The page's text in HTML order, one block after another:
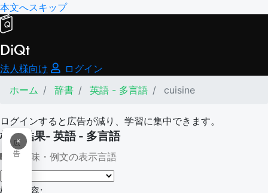
本文へスキップ
DiQt
法人様向け
ログイン
ホーム
辞書 英語 - 多言語 cuisine
ログインすると広告が減り、学習に集中できます。
×
広
告
検索結果- 英語 - 多言語
意味・例文の表示言語
検索内容: